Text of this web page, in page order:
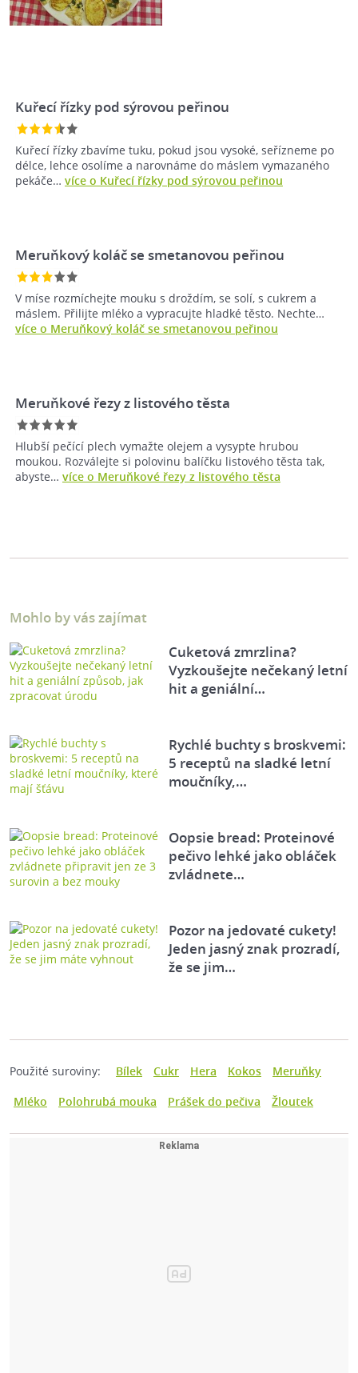
Kuřecí řízky pod sýrovou peřinou
Kuřecí řízky zbavíme tuku, pokud jsou vysoké, seřízneme po
délce, lehce osolíme a narovnáme do máslem vymazaného
pekáče… více o Kuřecí řízky pod sýrovou peřinou
Meruňkový koláč se smetanovou peřinou
V míse rozmíchejte mouku s droždím, se solí, s cukrem a
máslem. Přilijte mléko a vypracujte hladké těsto. Nechte…
více o Meruňkový koláč se smetanovou peřinou
Meruňkové řezy z listového těsta
Hlubší pečící plech vymažte olejem a vysypte hrubou
moukou. Rozválejte si polovinu balíčku listového těsta tak,
abyste… více o Meruňkové řezy z listového těsta
Mohlo by vás zajímat
Cuketová zmrzlina?
Vyzkoušejte nečekaný letní
hit a geniální…
Rychlé buchty s broskvemi:
5 receptů na sladké letní
moučníky,…
Oopsie bread: Proteinové
pečivo lehké jako obláček
zvládnete…
Pozor na jedovaté cukety!
Jeden jasný znak prozradí,
že se jim…
Použité suroviny: Bílek Cukr Hera Kokos
Meruňky
Mléko
Polohrubá mouka Prášek do pečiva Žloutek